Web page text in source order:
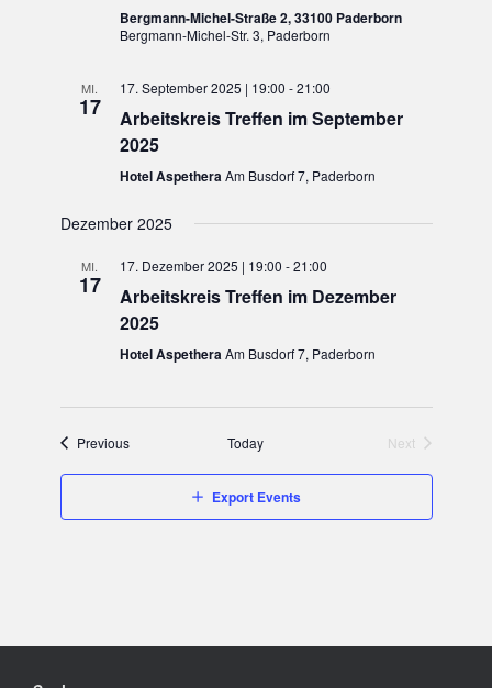
Bergmann-Michel-Straße 2, 33100 Paderborn
Bergmann-Michel-Str. 3, Paderborn
MI.
17
17. September 2025 | 19:00 -21:00
Arbeitskreis Treffen im September
2025
Hotel AspetheraAm Busdorf 7, Paderborn
Dezember 2025
MI.
17
17. Dezember 2025 | 19:00 -21:00
Arbeitskreis Treffen im Dezember
2025
Hotel AspetheraAm Busdorf 7, Paderborn
PreviousEvents Today
Next
Export Events